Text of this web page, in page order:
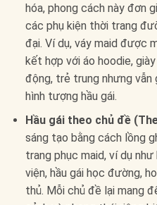
hóa, phong cách này đơn
các phụ kiện thời trang
đại. Ví dụ, váy maid được
kết hợp với áo hoodie,
động, trẻ trung nhưng
hình tượng hầu gái.
Hầu gái theo chủ đề
sáng tạo bằng cách lồng
trang phục maid, ví dụ
viện, hầu gái học đường,
thủ. Mỗi chủ đề lại mang